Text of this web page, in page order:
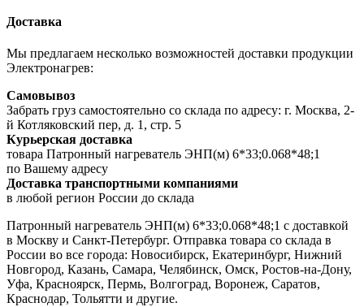
Доставка
Мы предлагаем несколько возможностей доставки продукции
Электронагрев:
Самовывоз
Забрать груз самостоятельно со склада по адресу: г. Москва, 2-
й Котляковский пер, д. 1, стр. 5
Курьерская доставка
товара Патронный нагреватель ЭНП(м) 6*33;0.068*48;1
по Вашему адресу
Доставка транспортными компаниями
в любой регион России до склада
Патронный нагреватель ЭНП(м) 6*33;0.068*48;1 с доставкой
в Москву и Санкт-Петербург. Отправка товара со склада в
России во все города: Новосибирск, Екатеринбург, Нижний
Новгород, Казань, Самара, Челябинск, Омск, Ростов-на-Дону,
Уфа, Красноярск, Пермь, Волгоград, Воронеж, Саратов,
Краснодар, Тольятти и другие.